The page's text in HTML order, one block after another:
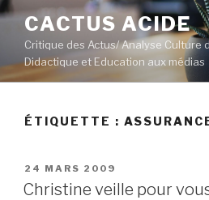
Aller
contenu
principal
CACTUS ACIDE
Critique des Actus/ Analyse Culture
Didactique et Education aux médias
ÉTIQUETTE :
PUBLIÉ
LE
24 MARS 2009
Christine veille pour